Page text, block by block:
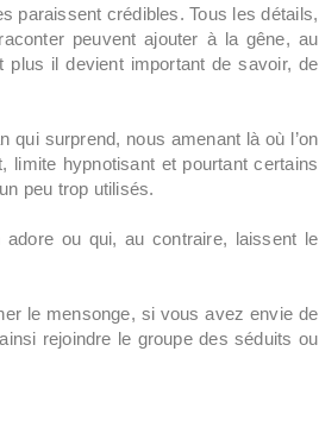
paraissent crédibles. Tous les détails,
peuvent ajouter à la gêne, au
il devient important de savoir, de
qui surprend, nous amenant là où l’on
limite hypnotisant et pourtant certains
peu trop utilisés.
ou qui, au contraire, laissent le
le mensonge, si vous avez envie de
rejoindre le groupe des séduits ou